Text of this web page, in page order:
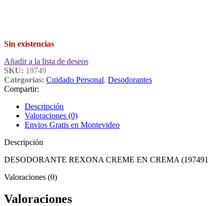
Sin existencias
Añadir a la lista de deseos
SKU: 19749
Categorías: Cuidado Personal, Desodorantes
Compartir:
Descripción
Valoraciones (0)
Envios Gratis en Montevideo
Descripción
DESODORANTE REXONA CREME EN CREMA
Valoraciones (0)
Valoraciones